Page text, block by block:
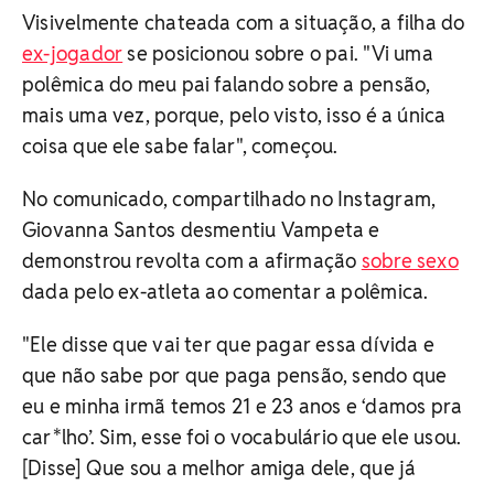
Visivelmente chateada com a situação, a filha do
ex-jogadorse posicionou sobre o pai. "Vi uma
polêmica do meu pai falando sobre a pensão,
mais uma vez, porque, pelo visto, isso é a única
coisa que ele sabe falar", começou.
No comunicado, compartilhado no Instagram,
Giovanna Santos desmentiu Vampeta e
demonstrou revolta com a afirmação sobre sexo
dada pelo ex-atleta ao comentar a polêmica.
"Ele disse que vai ter que pagar essa dívida e
que não sabe por que paga pensão, sendo que
eu e minha irmã temos 21 e 23 anos e ‘damos pra
car*lho’. Sim, esse foi o vocabulário que ele usou.
[Disse] Que sou a melhor amiga dele, que já